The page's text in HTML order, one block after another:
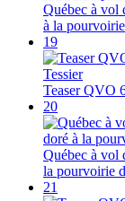
Québec à vol
à la
19
Teaser QVO
20
Québec à vol
la pourvoirie
21